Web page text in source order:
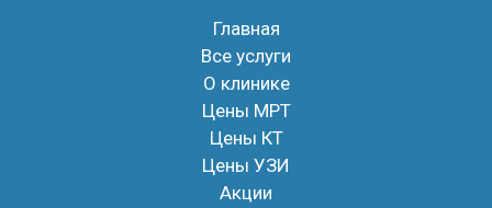
Главная
Все услуги
О клинике
Цены МРТ
Цены КТ
Цены УЗИ
Акции